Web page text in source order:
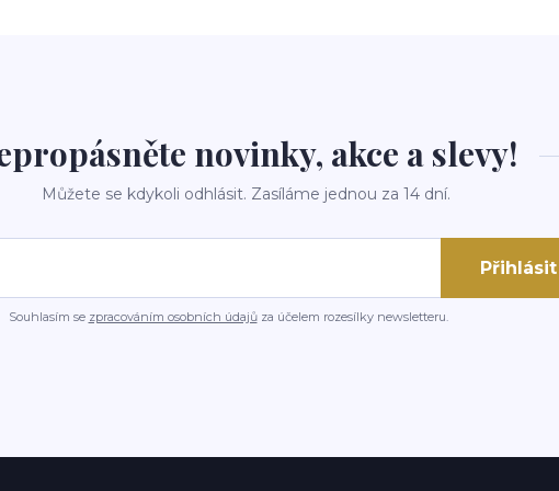
novinky, akce a slevy!
Můžete se kdykoli odhlásit. Zasíláme jednou za 14 dní.
Souhlasím se zpracováním osobních údajůza účelem rozesílky newsletteru.